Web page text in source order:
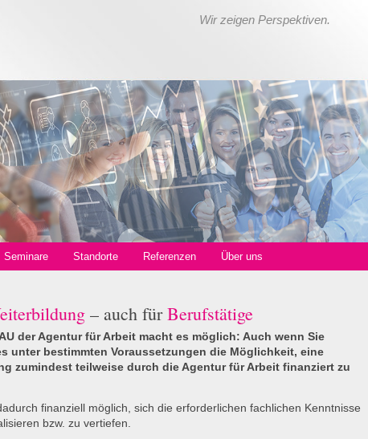
Wir zeigen Perspektiven.
Seminare Standorte Referenzen Über uns
– auch fürBerufstätige
der Agentur für Arbeit macht es möglich: Auch wenn Sie
unter bestimmten Voraussetzungen die Möglichkeit, eine
zumindest teilweise durch die Agentur für Arbeit finanziert zu
finanziell möglich, sich die erforderlichen fachlichen Kenntnisse
bzw. zu vertiefen.